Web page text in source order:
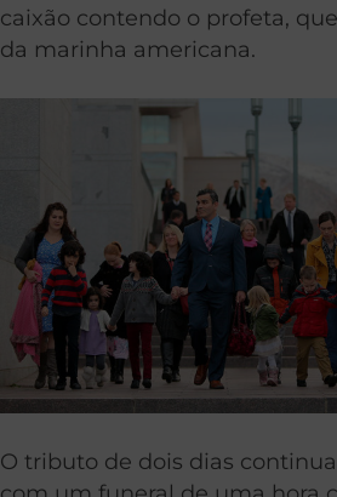
caixão contendo o profeta,
da marinha americana.
O tributo de dois dias